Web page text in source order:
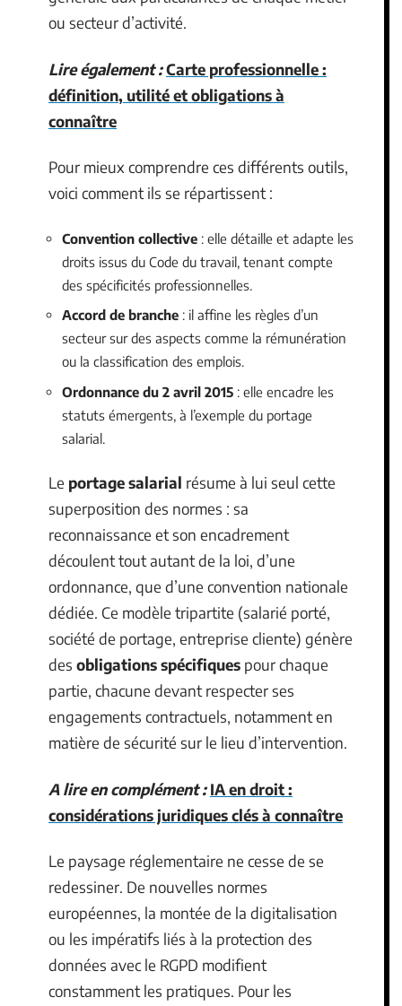
ou secteur d’activité.
Lire également :Carte professionnelle :
définition, utilité et obligations à
connaître
Pour mieux comprendre ces différents outils,
voici comment ils se répartissent :
Convention collective : elle détaille et adapte les
droits issus du Code du travail, tenant compte
des spécificités professionnelles.
Accord de branche : il affine les règles d’un
secteur sur des aspects comme la rémunération
ou la classification des emplois.
Ordonnance du 2 avril 2015 : elle encadre les
statuts émergents, à l’exemple du portage
salarial.
Le portage salarial résume à lui seul cette
superposition des normes : sa
reconnaissance et son encadrement
découlent tout autant de la loi, d’une
ordonnance, que d’une convention nationale
dédiée. Ce modèle tripartite (salarié porté,
société de portage, entreprise cliente) génère
des obligations spécifiques pour chaque
partie, chacune devant respecter ses
engagements contractuels, notamment en
matière de sécurité sur le lieu d’intervention.
A lire en complément : IA en droit :
considérations juridiques clés à connaître
Le paysage réglementaire ne cesse de se
redessiner. De nouvelles normes
européennes, la montée de la digitalisation
ou les impératifs liés à la protection des
données avec le RGPD modifient
constamment les pratiques. Pour les